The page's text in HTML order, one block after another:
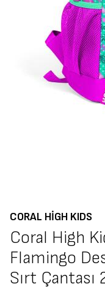
CORAL HIGH KIDS
Coral High
Flamingo
Sırt Çantası